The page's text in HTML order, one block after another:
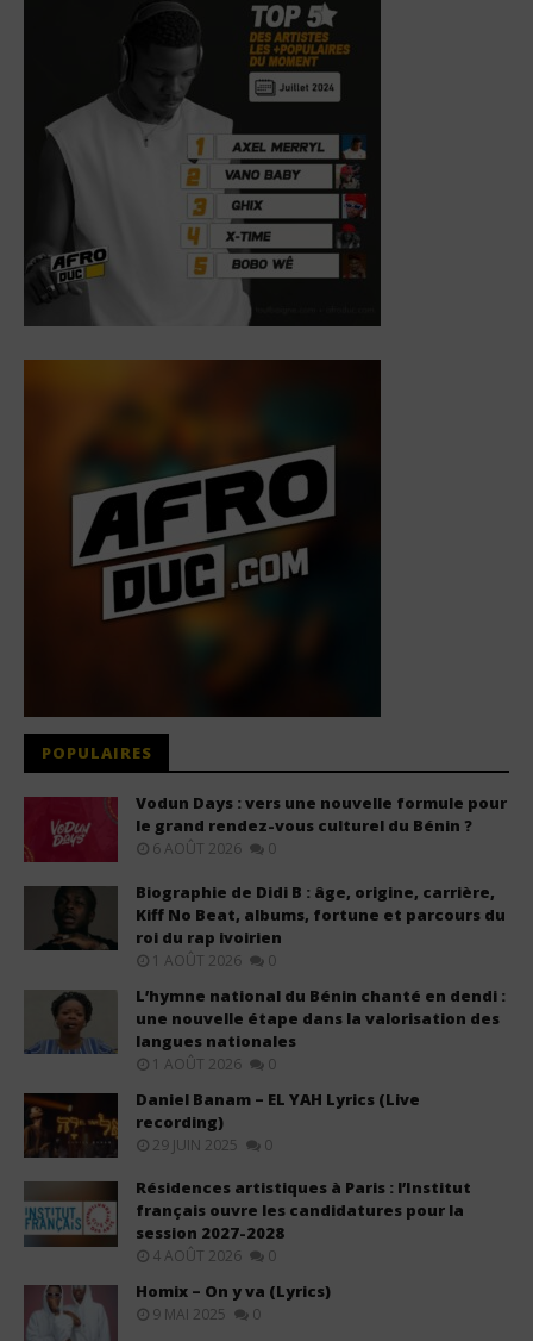
POPULAIRES
Vodun Days : vers une nouvelle formule pour
le grand rendez-vous culturel du Bénin ?
6 AOÛT 2026 0
Biographie de Didi B : âge, origine, carrière,
Kiff No Beat, albums, fortune et parcours du
roi du rap ivoirien
1 AOÛT 2026 0
L’hymne national du Bénin chanté en dendi :
une nouvelle étape dans la valorisation des
langues nationales
1 AOÛT 2026 0
Daniel Banam – EL YAH Lyrics (Live
recording)
29 JUIN 2025 0
Résidences artistiques à Paris : l’Institut
français ouvre les candidatures pour la
session 2027-2028
4 AOÛT 2026 0
Homix – On y va (Lyrics)
9 MAI 2025 0